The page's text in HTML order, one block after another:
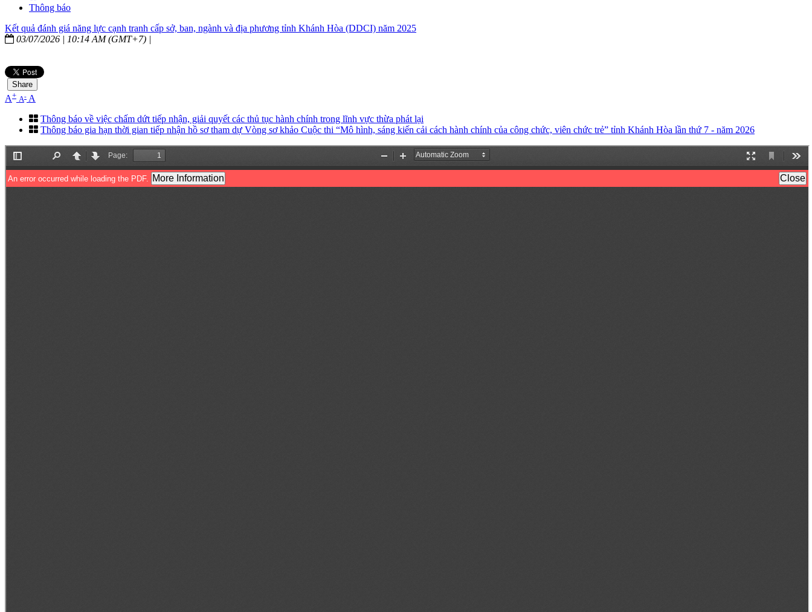
Thông báo
Kết quả đánh giá năng lực cạnh tranh cấp sở, ban, ngành và địa phương tỉnh Khánh Hòa (DDCI) năm 2025
03/07/2026 | 10:14 AM (GMT+7) |
Share
A+ A- A
Thông báo về việc chấm dứt tiếp nhận, giải quyết các thủ tục hành chính trong lĩnh vực thừa phát lại
Thông báo gia hạn thời gian tiếp nhận hồ sơ tham dự Vòng sơ khảo Cuộc thi “Mô hình, sáng kiến cải cách hành chính của công chức, viên chức trẻ” tỉnh Khánh Hòa lần thứ 7 - năm 2026